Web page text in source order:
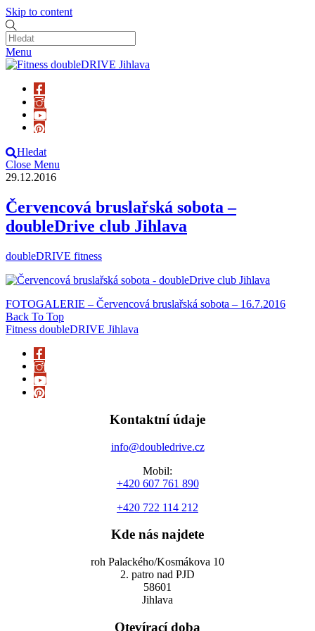
Skip to content
Menu
Hledat
Close Menu
29.12.2016
Červencová bruslařská sobota –
doubleDrive club Jihlava
doubleDRIVE fitness
FOTOGALERIE – Červencová bruslařská sobota – 16.7.2016
Back To Top
Fitness doubleDRIVE Jihlava
Kontaktní údaje
info@doubledrive.cz
Mobil:
+420 607 761 890
+420 722 114 212
Kde nás najdete
roh Palackého/Kosmákova 10
2. patro nad PJD
58601
Jihlava
Otevírací doba